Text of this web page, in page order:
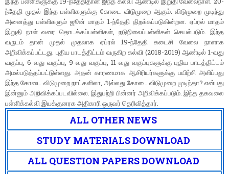
ந்தேதி முதல் இந்த பள்ளிகளுக்கு கோடை விடுமுறை ஆகும். விடுமுறை முடிந்து
அனைத்து பள்ளிகளும் ஜூன் மாதம் 1-ந்தேதி திறக்கப்படுகின்றன. ஏப்ரல் மாதம்
இறுதி நாள் வரை தொடக்கப்பள்ளிகள், நடுநிலைப்பள்ளிகள் செயல்படும். இந்த
வருடம் தான் முதல் முதலாக ஏப்ரல் 19-ந்தேதி கடைசி வேலை நாளாக
அறிவிக்கப்பட்டது. புதிய பாடத்திட்டம் வருகிற கல்வி (2018-2019) ஆண்டில் 1-வது
வகுப்பு, 6-வது வகுப்பு, 9-வது வகுப்பு, 11-வது வகுப்புகளுக்கு புதிய பாடத்திட்டம்
அமல்படுத்தப்பட்டுள்ளது. அதன் காரணமாக ஆசிரியர்களுக்கு பயிற்சி அளிப்பது
இந்த கோடை விடுமுறை நாட்களிலா, அல்லது கோடை விடுமுறை முடிந்தா? என்பது
இன்னும் அறிவிக்கப்படவில்லை. இதுபற்றி பின்னர் அறிவிக்கப்படும். இந்த தகவலை
பள்ளிக்கல்வி இயக்குனரக அதிகாரி ஒருவர் தெரிவித்தார்.
ALL OTHER NEWS
STUDY MATERIALS DOWNLOAD
ALL QUESTION PAPERS DOWNLOAD